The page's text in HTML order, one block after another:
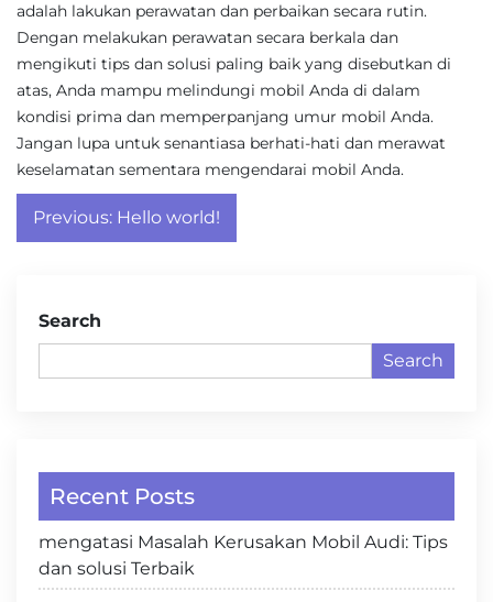
adalah lakukan perawatan dan perbaikan secara rutin.
Dengan melakukan perawatan secara berkala dan
mengikuti tips dan solusi paling baik yang disebutkan di
atas, Anda mampu melindungi mobil Anda di dalam
kondisi prima dan memperpanjang umur mobil Anda.
Jangan lupa untuk senantiasa berhati-hati dan merawat
keselamatan sementara mengendarai mobil Anda.
Post
navigation
Previous: Hello world!
Search
Search
Recent Posts
mengatasi Masalah Kerusakan Mobil Audi: Tips
dan solusi Terbaik